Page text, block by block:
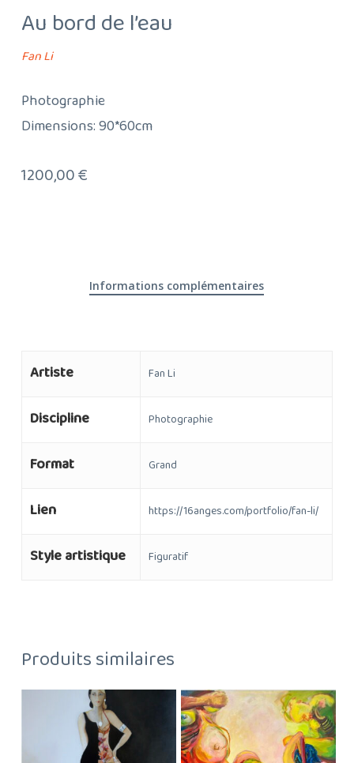
Au bord de l’eau
Fan Li
Photographie
Dimensions: 90*60cm
1200,00€
Informations complémentaires
Artiste Fan Li
Discipline Photographie
Format Grand
Lien https://16anges.com/portfolio/fan-li/
Style artistique Figuratif
Produits similaires